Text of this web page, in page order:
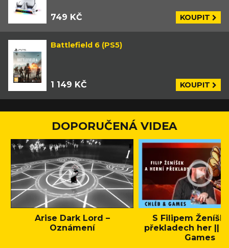
749 KČ KOUPIT
Battlefield 6 (PS5)
1 149 KČ KOUPIT
DOPORUČENÁ VIDEA
Arise Dark Lord –
Oznámení
S Filipem
překladech her ||
Games